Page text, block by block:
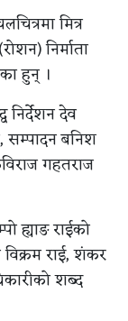
मित्र
निर्माता
हुन् ।
निर्देशन देव
सम्पादन बनिश
गहतराज
ह्याङ राईको
राई, शंकर
शब्द